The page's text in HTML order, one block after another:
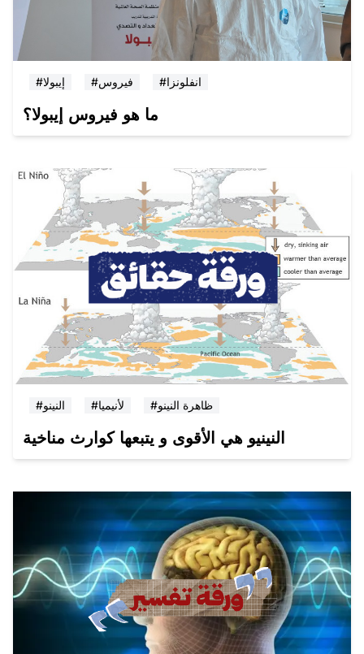
#إيبولا #فيروس #انفلونزا
ما هو فيروس إيبولا؟
#النينو #لأنيميا #ظاهرة النينو
النينيو هي الأقوى و يتبعها كوارث مناخية